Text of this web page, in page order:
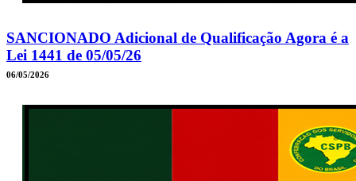
SANCIONADO Adicional de Qualificação Agora é a
Lei 1441 de 05/05/26
06/05/2026